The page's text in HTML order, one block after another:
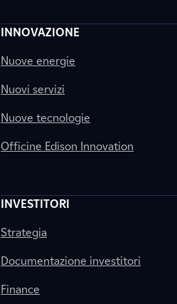
INNOVAZIONE
Nuove energie
Nuovi servizi
Nuove tecnologie
Officine Edison Innovation
INVESTITORI
Strategia
Documentazione investitori
Finance